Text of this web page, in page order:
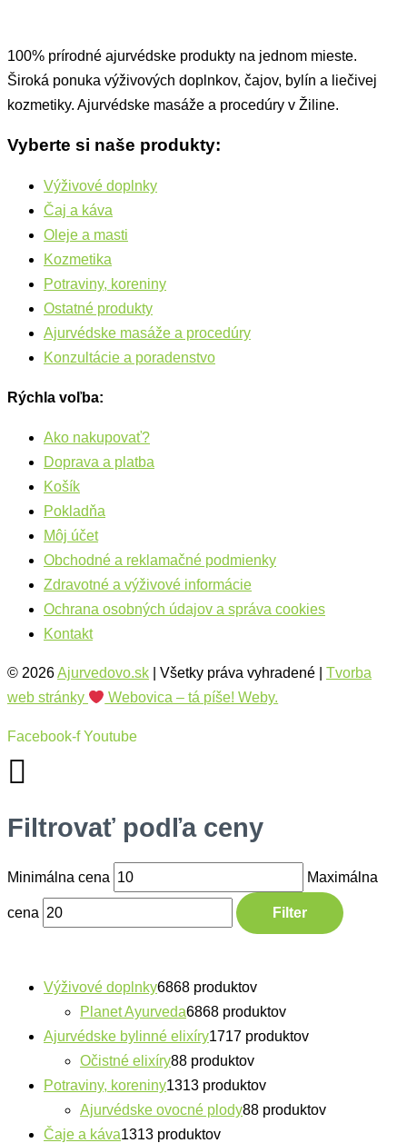
100% prírodné ajurvédske produkty na jednom mieste.
Široká ponuka výživových doplnkov, čajov, bylín a liečivej
kozmetiky. Ajurvédske masáže a procedúry v Žiline.
Vyberte si naše produkty:
Výživové doplnky
Čaj a káva
Oleje a masti
Kozmetika
Potraviny, koreniny
Ostatné produkty
Ajurvédske masáže a procedúry
Konzultácie a poradenstvo
Rýchla voľba:
Ako nakupovať?
Doprava a platba
Košík
Pokladňa
Môj účet
Obchodné a reklamačné podmienky
Zdravotné a výživové informácie
Ochrana osobných údajov a správa cookies
Kontakt
© 2026Ajurvedovo.sk | Všetky práva vyhradené | Tvorba
web stránky
Webovica – tá píše! Weby.
Facebook-f Youtube
Filtrovať podľa ceny
Minimálna cena Maximálna
cena Filter
Výživové doplnky6868 produktov
Planet Ayurveda6868 produktov
Ajurvédske bylinné elixíry1717 produktov
Očistné elixíry88 produktov
Potraviny, koreniny1313 produktov
Ajurvédske ovocné plody88 produktov
Čaje a káva1313 produktov